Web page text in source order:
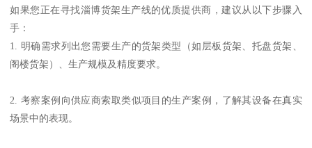
如果您正在寻找淄博货架生产线的优质提供商，建议从以下步骤入
手：
1. 明确需求列出您需要生产的货架类型（如层板货架、托盘货架、
阁楼货架）、生产规模及精度要求。
2. 考察案例向供应商索取类似项目的生产案例，了解其设备在真实
场景中的表现。